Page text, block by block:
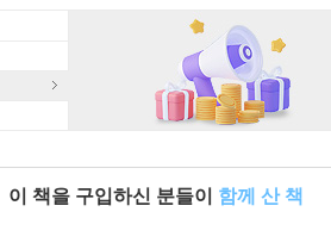
이 책을 구입하신 분들이 함께 산 책